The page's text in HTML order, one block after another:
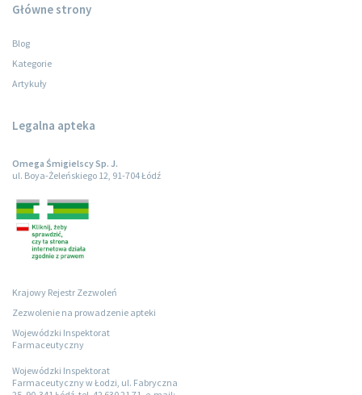
Główne strony
Blog
Kategorie
Artykuły
Legalna apteka
Omega Śmigielscy Sp. J.
ul. Boya-Żeleńskiego 12, 91-704 Łódź
Krajowy Rejestr Zezwoleń
Zezwolenie na prowadzenie apteki
Wojewódzki Inspektorat
Farmaceutyczny
Wojewódzki Inspektorat
Farmaceutyczny w Łodzi, ul. Fabryczna